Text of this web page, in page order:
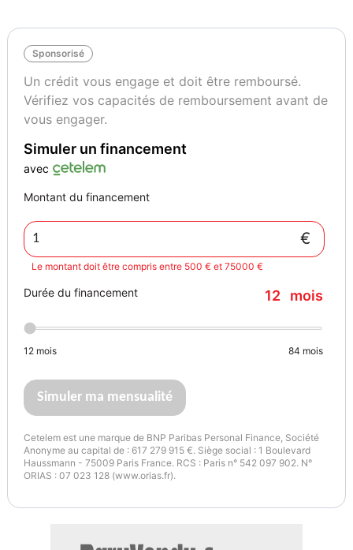
Sponsorisé
Un crédit vous engage et doit être remboursé.
Vérifiez vos capacités de remboursement avant de
vous engager.
Simuler un financement
avec
Montant du financement
€
Le montant doit être compris entre 500 € et 75000 €
Durée du financement 12 mois
12 mois 84 mois
Simuler ma mensualité
Cetelem est une marque de BNP Paribas Personal Finance, Société
Anonyme au capital de : 617 279 915 €. Siège social : 1 Boulevard
Haussmann - 75009 Paris France. RCS : Paris n° 542 097 902. N°
ORIAS : 07 023 128 (www.orias.fr).